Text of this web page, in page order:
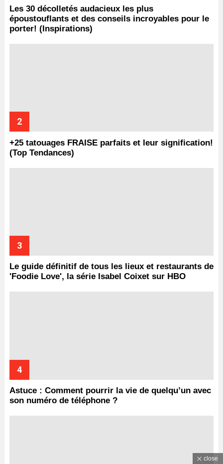
Les 30 décolletés audacieux les plus
époustouflants et des conseils incroyables pour le
porter! (Inspirations)
+25 tatouages ​​FRAISE parfaits et leur signification!
(Top Tendances)
Le guide définitif de tous les lieux et restaurants de
'Foodie Love', la série Isabel Coixet sur HBO
Astuce : Comment pourrir la vie de quelqu’un avec
son numéro de téléphone ?
close